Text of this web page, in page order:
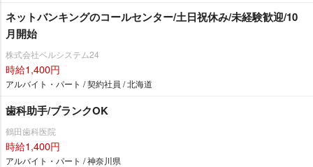
ネットバンキングのコールセンター/土日祝休み/未経験歓迎/10
月開始
株式会社ベルシステム24
時給1,400円
アルバイト・パート / 契約社員 / 北海道
歯科助手/ブランクOK
鶴田歯科医院
時給1,400円
アルバイト・パート / 神奈川県